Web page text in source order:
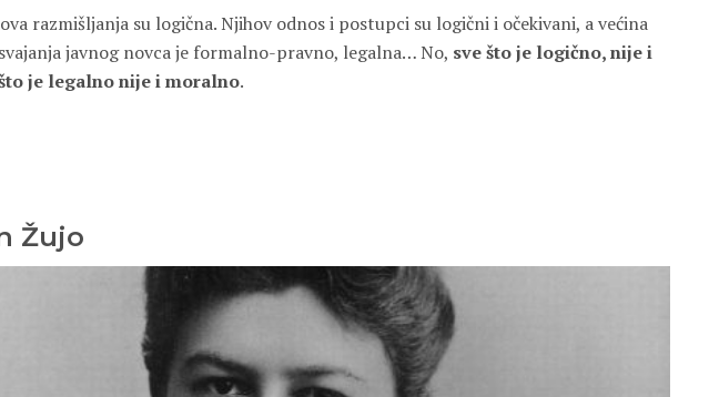
razmišljanja su logična. Njihov odnos i postupci su logični i očekivani, a većina
javnog novca je formalno-pravno, legalna… No, sve što je logično, nije i
je legalno nije i moralno.
Žujo